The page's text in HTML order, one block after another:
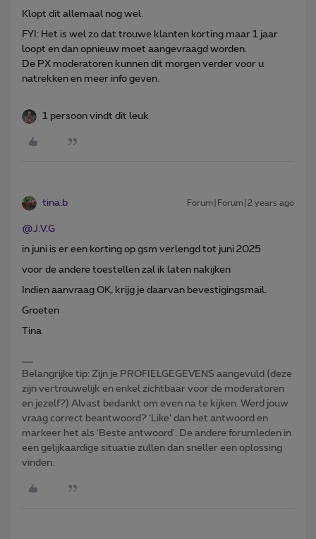
Klopt dit allemaal nog wel.
FYI: Het is wel zo dat trouwe klanten korting maar 1 jaar
loopt en dan opnieuw moet aangevraagd worden.
De PX moderatoren kunnen dit morgen verder voor u
natrekken en meer info geven.
1 persoon vindt dit leuk
tina.b Forum|Forum|2 years ago
@J.V.G
in juni is er een korting op gsm verlengd tot juni 2025
voor de andere toestellen zal ik laten nakijken
Indien aanvraag OK, krijg je daarvan bevestigingsmail.
Groeten
Tina
Belangrijke tip: Zijn je PROFIELGEGEVENS aangevuld (deze
zijn vertrouwelijk en enkel zichtbaar voor de moderatoren
en jezelf?) Alvast bedankt om even na te kijken. Werd jouw
vraag correct beantwoord? ‘Like’ dan het antwoord en
markeer het als 'Beste antwoord'. De andere forumleden in
een gelijkaardige situatie zullen dan sneller een oplossing
vinden.